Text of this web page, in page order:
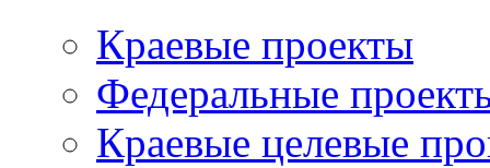
Краевые проекты
Федеральные
Краевые целевые